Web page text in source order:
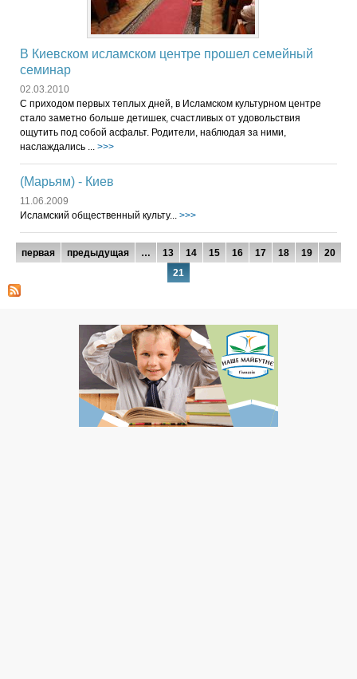
В Киевском исламском центре прошел семейный
семинар
02.03.2010
С приходом первых теплых дней, в Исламском культурном центре
стало заметно больше детишек, счастливых от удовольствия
ощутить под собой асфальт. Родители, наблюдая за ними,
наслаждались ... >>>
(Марьям) - Киев
11.06.2009
Исламский общественный культу... >>>
Страницы
первая предыдущая … 13 14 15 16 17 18 19
20
21